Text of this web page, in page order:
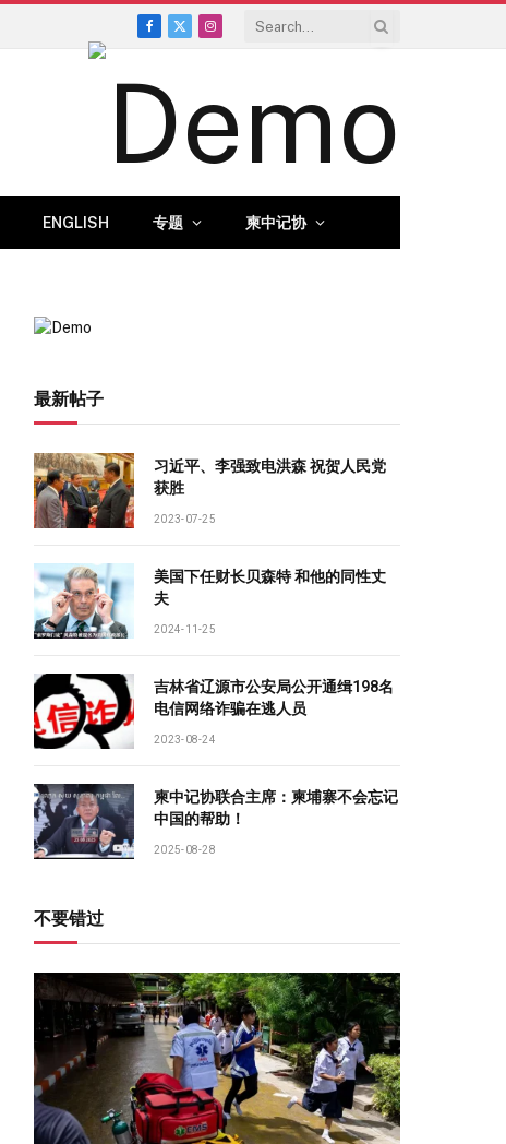
Facebook
X
Instagram
ENGLISH 专题 柬中记协
最新帖子
习近平、李强致电洪森 祝贺人民党
获胜
2023-07-25
美国下任财长贝森特 和他的同性丈
夫
2024-11-25
吉林省辽源市公安局公开通缉198名
电信网络诈骗在逃人员
2023-08-24
柬中记协联合主席：柬埔寨不会忘记
中国的帮助！
2025-08-28
不要错过